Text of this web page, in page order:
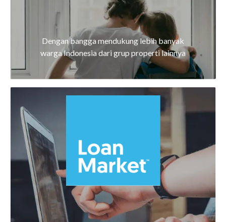
Dengan bangga mendukung lebih banyak
warga Indonesia dari grup properti lainnya